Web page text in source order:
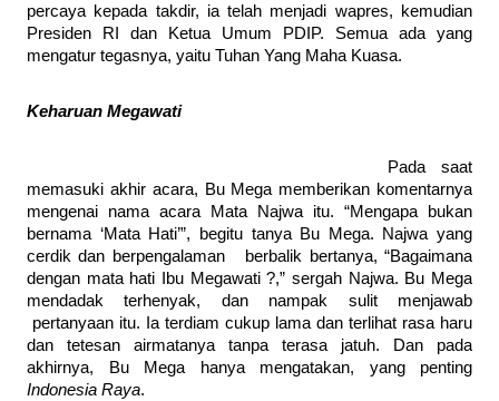
percaya kepada takdir, ia telah menjadi wapres, kemudian
Presiden RI dan Ketua Umum PDIP. Semua ada yang
mengatur tegasnya, yaitu Tuhan Yang Maha Kuasa.
Keharuan Megawati
Pada saat
memasuki akhir acara, Bu Mega memberikan komentarnya
mengenai nama acara Mata Najwa itu. “Mengapa bukan
bernama ‘Mata Hati’”, begitu tanya Bu Mega. Najwa yang
cerdik dan berpengalaman berbalik bertanya, “Bagaimana
dengan mata hati Ibu Megawati ?,” sergah Najwa. Bu Mega
mendadak terhenyak, dan nampak sulit menjawab
pertanyaan itu. Ia terdiam cukup lama dan terlihat rasa haru
dan tetesan airmatanya tanpa terasa jatuh. Dan pada
akhirnya, Bu Mega hanya mengatakan, yang penting
Indonesia Raya.